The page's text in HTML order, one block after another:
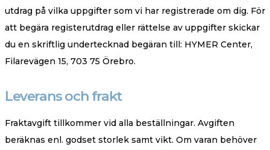
utdrag på vilka uppgifter som vi har registrerade om dig. För
att begära registerutdrag eller rättelse av uppgifter skickar
du en skriftlig undertecknad begäran till: HYMER Center,
Filarevägen 15, 703 75 Örebro.
Leverans och frakt
Fraktavgift tillkommer vid alla beställningar. Avgiften
beräknas enl. godset storlek samt vikt. Om varan behöver